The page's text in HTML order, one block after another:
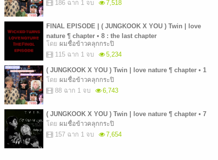
186 ฉาก 1 จบ
7,518
FINAL EPISODE | ( JUNGKOOK X YOU ) Twin | love
nature ¶ chapter • 8 : the last chapter
โดย ผมชื่อข้าวคลุกกระปิ
115 ฉาก 1 จบ
5,234
( JUNGKOOK X YOU ) Twin | love nature ¶ chapter • 1
โดย ผมชื่อข้าวคลุกกระปิ
88 ฉาก 1 จบ
6,743
( JUNGKOOK X YOU ) Twin | love nature ¶ chapter • 7
โดย ผมชื่อข้าวคลุกกระปิ
157 ฉาก 1 จบ
7,654